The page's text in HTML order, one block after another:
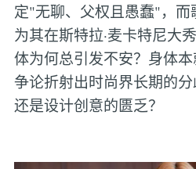
定"无聊、父权且愚蠢"，而
为其在斯特拉·麦卡特尼大
体为何总引发不安？身体
争论折射出时尚界长期的
还是设计创意的匮乏？